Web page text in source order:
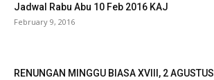
Jadwal Rabu Abu 10 Feb 2016 KAJ
February 9, 2016
RENUNGAN MINGGU BIASA XVIII, 2 AGUSTUS